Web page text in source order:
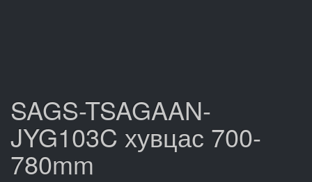
SAGS-TSAGAAN-
JYG103C хувцас 700-
780mm